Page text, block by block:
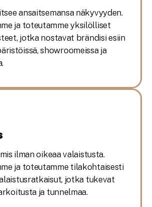
ansaitsemansa näkyvyyden.
ja toteutamme yksilölliset
jotka nostavat brändisi esiin
showroomeissa ja
ilman oikeaa valaistusta.
ja toteutamme tilakohtaisesti
jotka tukevat
ja tunnelmaa.